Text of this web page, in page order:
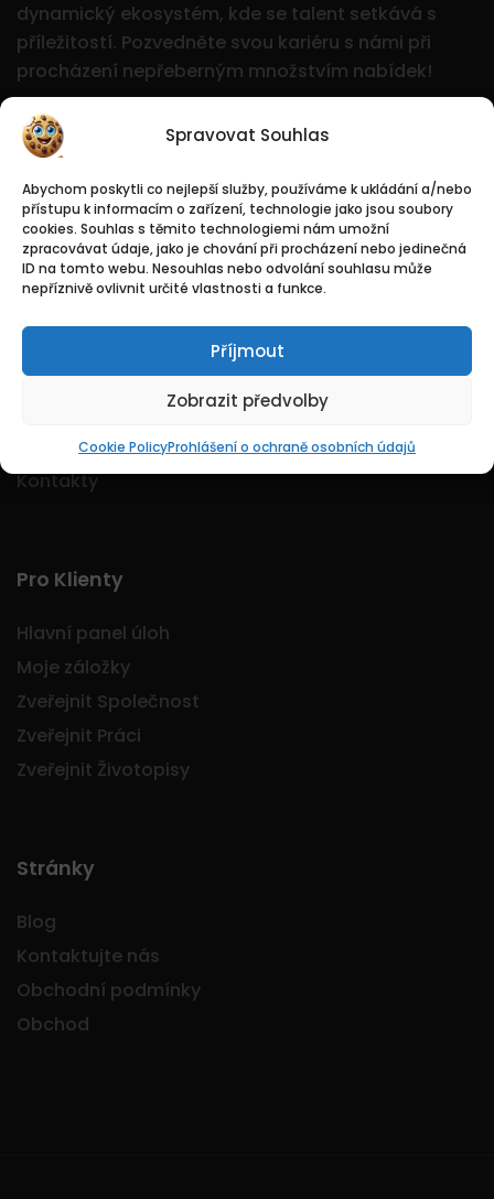
Spravovat Souhlas
Abychom poskytli co nejlepší služby, používáme k ukládání a/nebo
přístupu k informacím o zařízení, technologie jako jsou soubory
cookies. Souhlas s těmito technologiemi nám umožní
zpracovávat údaje, jako je chování při procházení nebo jedinečná
ID na tomto webu. Nesouhlas nebo odvolání souhlasu může
nepříznivě ovlivnit určité vlastnosti a funkce.
Příjmout
Zobrazit předvolby
Cookie PolicyProhlášení o ochraně osobních údajů
dynamický ekosystém, kde se talent setkává s
příležitostí. Pozvedněte svou kariéru s námi při
procházení nepřeberným množstvím nabídek!
Logo Jobmarkt.cz ® je registrovaná ochranná
známka.
Kontakty
Pro Klienty
Hlavní panel úloh
Moje záložky
Zveřejnit Společnost
Zveřejnit Práci
Zveřejnit Životopisy
Stránky
Blog
Kontaktujte nás
Obchodní podmínky
Obchod